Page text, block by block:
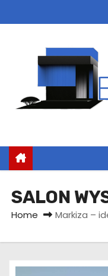
k
e
SALON
Home Markiza –